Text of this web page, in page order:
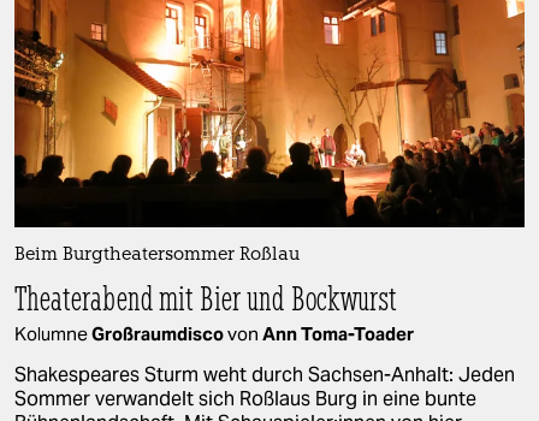
Beim Burgtheatersommer Roßlau
Theaterabend mit Bier und Bockwurst
KolumneGroßraumdiscovon Ann Toma-Toader
Shakespeares Sturm weht durch Sachsen-Anhalt: Jeden
Sommer verwandelt sich Roßlaus Burg in eine bunte